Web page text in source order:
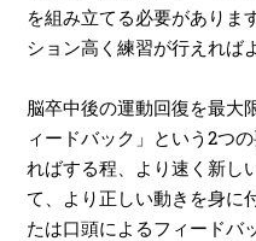
を組み立てる必要がありま
ション高く練習が行えれば
脳卒中後の運動回復を最大
ィードバック」という2つ
ればする程、より速く新し
て、より正しい動きを身に
たは口頭によるフィードバ